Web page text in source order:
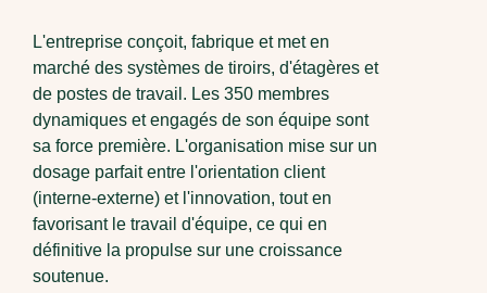
L'entreprise conçoit, fabrique et met en
marché des systèmes de tiroirs, d'étagères et
de postes de travail. Les 350 membres
dynamiques et engagés de son équipe sont
sa force première. L'organisation mise sur un
dosage parfait entre l'orientation client
(interne-externe) et l'innovation, tout en
favorisant le travail d'équipe, ce qui en
définitive la propulse sur une croissance
soutenue.